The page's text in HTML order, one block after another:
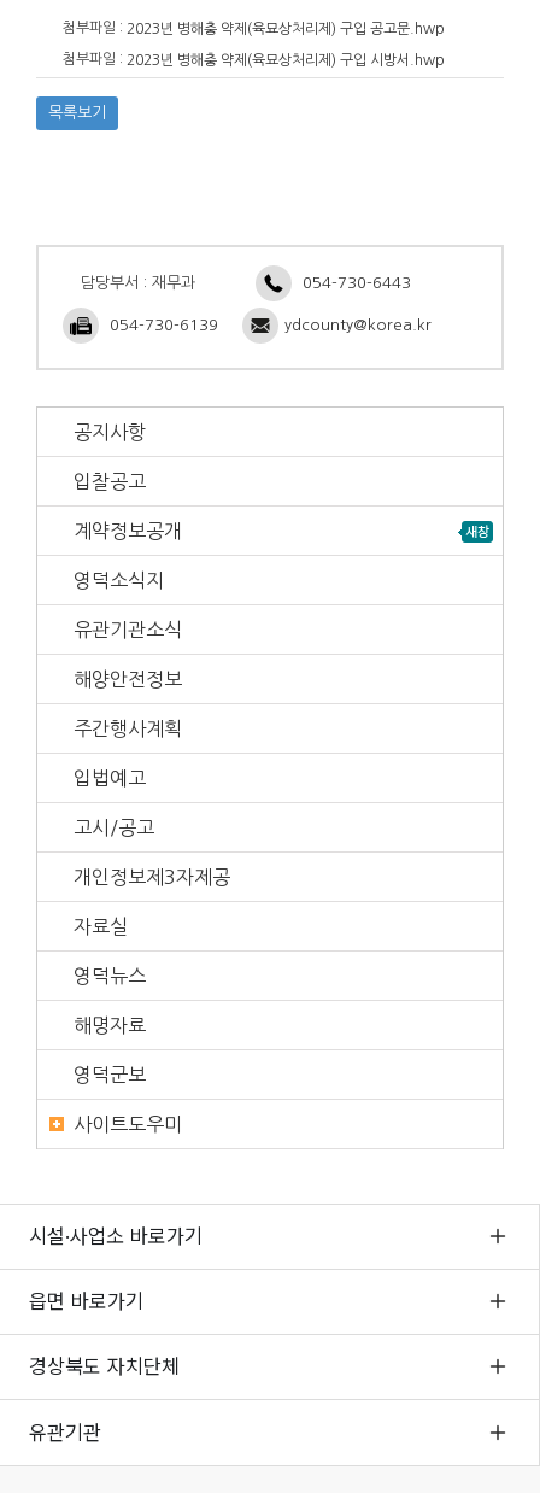
첨부파일 : 2023년 병해충 약제(육묘상처리제) 구입 공고문.hwp
첨부파일 : 2023년 병해충 약제(육묘상처리제) 구입 시방서.hwp
목록보기
담당부서 : 재무과 054-730-6443
054-730-6139 ydcounty@korea.kr
공지사항
입찰공고
계약정보공개
영덕소식지
유관기관소식
해양안전정보
주간행사계획
입법예고
고시/공고
개인정보제3자제공
자료실
영덕뉴스
해명자료
영덕군보
사이트도우미
시설·사업소 바로가기
읍면 바로가기
경상북도 자치단체
유관기관